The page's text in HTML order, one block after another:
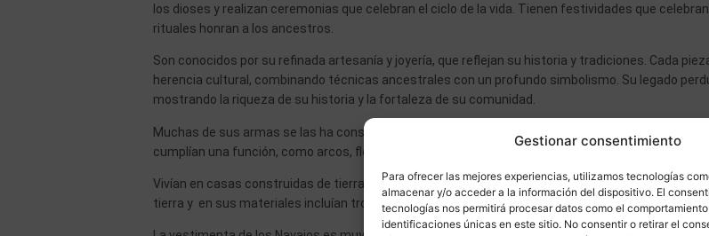
Gestionar consentimiento
Para ofrecer las mejores experiencias, utilizamos tecnologías
almacenar y/o acceder a la información del dispositivo. El
tecnologías nos permitirá procesar datos como el
identificaciones únicas en este sitio. No consentir o retirar el
los dioses y realizan ceremonias que celebran el ciclo de la vida. Tienen festividades que
rituales honran a los ancestros.
Son conocidos por su refinada artesanía y joyería, que reflejan su historia y tradiciones. Cada
herencia cultural, combinando técnicas ancestrales con un profundo simbolismo. Su legado
mostrando la riqueza de su historia y la fortaleza de su comunidad.
Muchas de sus armas se las ha considerado arte porque tenían una serie de características
cumplían una función, como arcos, flechas, cuchillos, lanzas…
Vivían en casas construidas de tierra, llamadas “Hogan”, eran semi-subterráneas, ya que estaban
tierra y en sus materiales incluían troncos de árboles, para sostener sus paredes.